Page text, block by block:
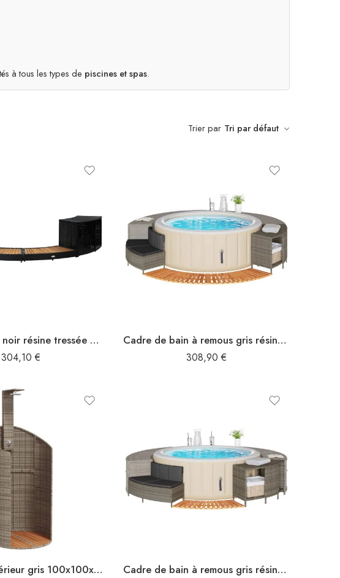
à tous les types de piscines et spas.
Trier par Tri par défaut
Cadre de spa noir résine tressée et bois d’acacia
304,10€
Cadre de bain à remous gris résine tressée bois massif d’acacia
308,90 €
Douche d’extérieur gris 100x100x241,5 cm poly rotin bois acacia Cadre de bain à remous gris résine tressée bois massif d’acacia